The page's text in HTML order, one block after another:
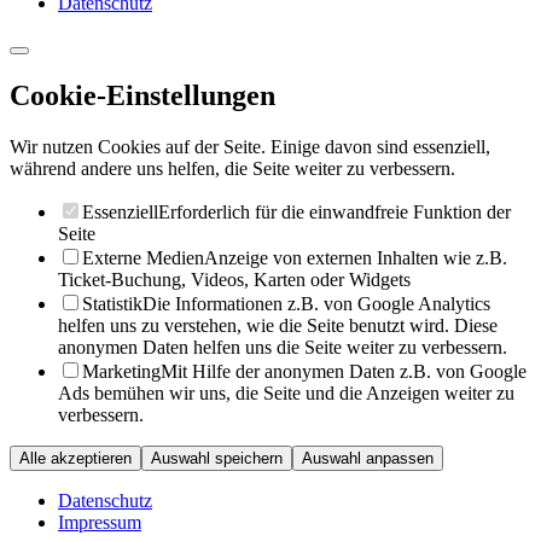
Cookie-Einstellungen
Wir nutzen Cookies auf der Seite. Einige davon sind essenziell,
während andere uns helfen, die Seite weiter zu verbessern.
EssenziellErforderlich für die einwandfreie Funktion der
Seite
Externe MedienAnzeige von externen Inhalten wie z.B.
Ticket-Buchung, Videos, Karten oder Widgets
StatistikDie Informationen z.B. von Google Analytics
helfen uns zu verstehen, wie die Seite benutzt wird. Diese
anonymen Daten helfen uns die Seite weiter zu verbessern.
MarketingMit Hilfe der anonymen Daten z.B. von Google
Ads bemühen wir uns, die Seite und die Anzeigen weiter zu
verbessern.
Alle akzeptieren Auswahl speichern Auswahl anpassen
Datenschutz
Impressum